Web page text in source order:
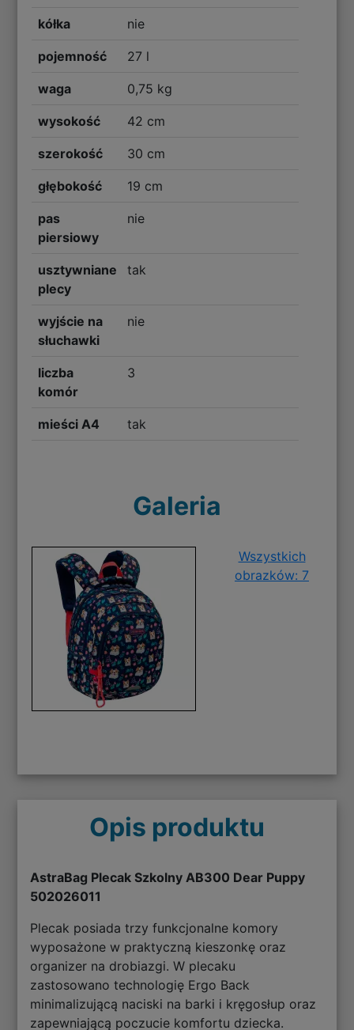
kółka nie
pojemność 27 l
waga 0,75 kg
wysokość 42 cm
szerokość 30 cm
głębokość 19 cm
pas
piersiowy
nie
usztywniane
plecy
tak
wyjście na
słuchawki
nie
liczba
komór
3
mieści A4 tak
Galeria
Wszystkich
obrazków: 7
Opis produktu
AstraBag Plecak Szkolny AB300 Dear Puppy
502026011
Plecak posiada trzy funkcjonalne komory
wyposażone w praktyczną kieszonkę oraz
organizer na drobiazgi. W plecaku
zastosowano technologię Ergo Back
minimalizującą naciski na barki i kręgosłup oraz
zapewniającą poczucie komfortu dziecka.